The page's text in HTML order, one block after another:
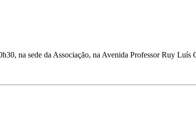
na sede da Associação, na Avenida Professor Ruy